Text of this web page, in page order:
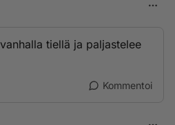
tiellä ja paljastelee
Kommentoi